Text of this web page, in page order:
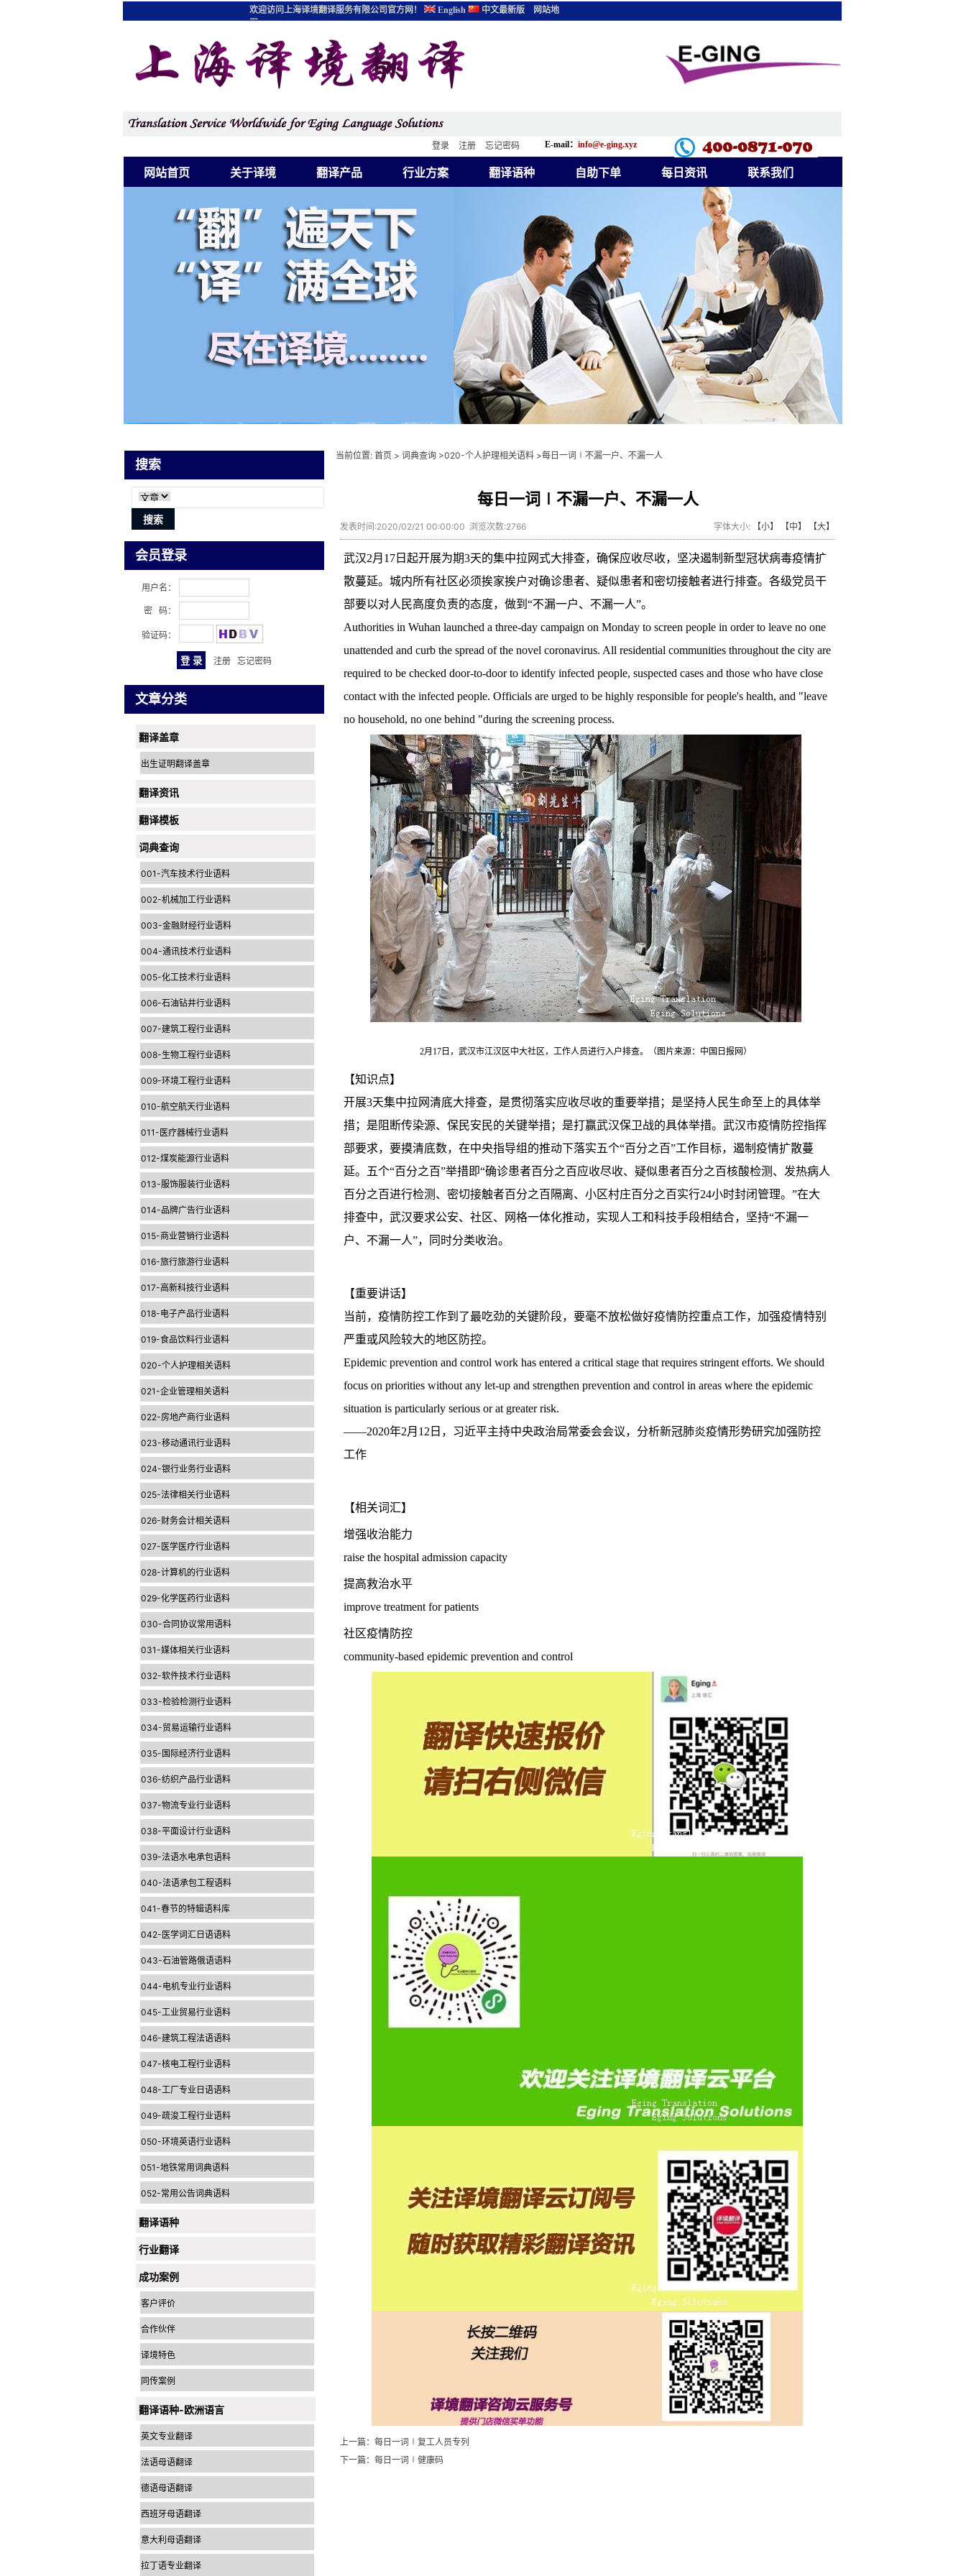
网站首页 关于译境 翻译产品 行业方案 翻译语种 自助下单 每日资讯 联系我们
登录 注册 忘记密码 E-mail： info@e-ging.xyz
欢迎访问上海译境翻译服务有限公司官方网！ English 中文最新版
网站地
图
搜索
会员登录
用户名：
密 码：
验证码：
注册 忘记密码
文章分类
翻译盖章
出生证明翻译盖章
翻译资讯
翻译模板
词典查询
001-汽车技术行业语料
002-机械加工行业语料
003-金融财经行业语料
004-通讯技术行业语料
005-化工技术行业语料
006-石油钻井行业语料
007-建筑工程行业语料
008-生物工程行业语料
009-环境工程行业语料
010-航空航天行业语料
011-医疗器械行业语料
012-煤炭能源行业语料
013-服饰服装行业语料
014-品牌广告行业语料
015-商业营销行业语料
016-旅行旅游行业语料
017-高新科技行业语料
018-电子产品行业语料
019-食品饮料行业语料
020-个人护理相关语料
021-企业管理相关语料
022-房地产商行业语料
023-移动通讯行业语料
024-银行业务行业语料
025-法律相关行业语料
026-财务会计相关语料
027-医学医疗行业语料
028-计算机的行业语料
029-化学医药行业语料
030-合同协议常用语料
031-媒体相关行业语料
032-软件技术行业语料
033-检验检测行业语料
034-贸易运输行业语料
035-国际经济行业语料
036-纺织产品行业语料
037-物流专业行业语料
038-平面设计行业语料
039-法语水电承包语料
040-法语承包工程语料
041-春节的特辑语料库
042-医学词汇日语语料
043-石油管路俄语语料
044-电机专业行业语料
045-工业贸易行业语料
046-建筑工程法语语料
047-核电工程行业语料
048-工厂专业日语语料
049-疏浚工程行业语料
050-环境英语行业语料
051-地铁常用词典语料
052-常用公告词典语料
翻译语种
行业翻译
成功案例
客户评价
合作伙伴
译境特色
同传案例
翻译语种-欧洲语言
英文专业翻译
法语母语翻译
德语母语翻译
西班牙母语翻译
意大利母语翻译
拉丁语专业翻译
当前位置: 首页 > 词典查询 >020-个人护理相关语料 >每日一词∣不漏一户、不漏一人
每日一词∣不漏一户、不漏一人
发表时间:2020/02/21 00:00:00 浏览次数:2766 字体大小: 【小】 【中】 【大】
武汉2月17日起开展为期3天的集中拉网式大排查，确保应收尽收，坚决遏制新型冠状病毒疫情扩
散蔓延。城内所有社区必须挨家挨户对确诊患者、疑似患者和密切接触者进行排查。各级党员干
部要以对人民高度负责的态度，做到“不漏一户、不漏一人”。
Authorities in Wuhan launched a three-day campaign on Monday to screen people in order to leave no one
unattended and curb the spread of the novel coronavirus. All residential communities throughout the city are
required to be checked door-to-door to identify infected people, suspected cases and those who have close
contact with the infected people. Officials are urged to be highly responsible for people's health, and "leave
no household, no one behind "during the screening process.
2月17日，武汉市江汉区中大社区，工作人员进行入户排查。（图片来源：中国日报网）
【知识点】
开展3天集中拉网清底大排查，是贯彻落实应收尽收的重要举措；是坚持人民生命至上的具体举
措；是阻断传染源、保民安民的关键举措；是打赢武汉保卫战的具体举措。武汉市疫情防控指挥
部要求，要摸清底数，在中央指导组的推动下落实五个“百分之百”工作目标，遏制疫情扩散蔓
延。五个“百分之百”举措即“确诊患者百分之百应收尽收、疑似患者百分之百核酸检测、发热病人
百分之百进行检测、密切接触者百分之百隔离、小区村庄百分之百实行24小时封闭管理。”在大
排查中，武汉要求公安、社区、网格一体化推动，实现人工和科技手段相结合，坚持“不漏一
户、不漏一人”，同时分类收治。
【重要讲话】
当前，疫情防控工作到了最吃劲的关键阶段，要毫不放松做好疫情防控重点工作，加强疫情特别
严重或风险较大的地区防控。
Epidemic prevention and control work has entered a critical stage that requires stringent efforts. We should
focus on priorities without any let-up and strengthen prevention and control in areas where the epidemic
situation is particularly serious or at greater risk.
——2020年2月12日，习近平主持中央政治局常委会会议，分析新冠肺炎疫情形势研究加强防控
工作
【相关词汇】
增强收治能力
raise the hospital admission capacity
提高救治水平
improve treatment for patients
社区疫情防控
community-based epidemic prevention and control
上一篇： 每日一词∣复工人员专列
下一篇： 每日一词∣健康码